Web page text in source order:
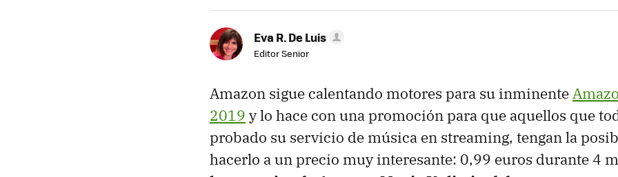
Eva R. De Luis
Editor Senior
Amazon sigue calentando motores para su inminente
2019 y lo hace con una promoción para que aquellos que
probado su servicio de música en streaming, tengan la
hacerlo a un precio muy interesante: 0,99 euros durante 4